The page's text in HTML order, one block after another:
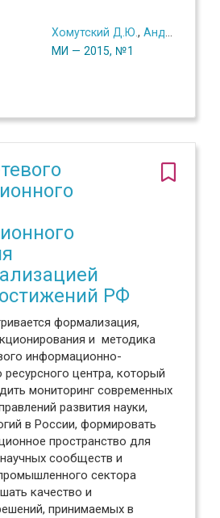
Хомутский Д.Ю. , Андреев Г.С.
МИ — 2015, №1
РФ
формализация,
и методика
информационно-
ресурсного центра, который
мониторинг современных
развития науки,
в России, формировать
пространство для
сообществ и
сектора
качество и
принимаемых в